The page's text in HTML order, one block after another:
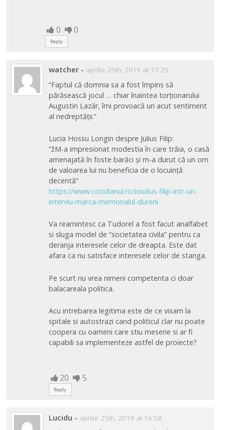
0 0
Reply
watcher - aprilie 25th, 2019 at 17:25
“Faptul că domnia sa a fost împins să
părăsească jocul … chiar înaintea torționarului
Augustin Lazăr, îmi provoacă un acut sentiment
al nedreptății.”
Lucia Hossu Longin despre Julius Filip:
“žM-a impresionat modestia în care trăia, o casă
amenajată în foste barăci și m-a durut că un om
de valoarea lui nu beneficia de o locuință
decentă”
https://www.cotidianul.ro/ioiulius-filip-intr-un-
interviu-marca-memorialul-durerii
Va reamintesc ca Tudorel a fost facut analfabet
si sluga model de “societatea civila” pentru ca
deranja interesele celor de dreapta. Este dat
afara ca nu satisface interesele celor de stanga.
Pe scurt nu vrea nimeni competenta ci doar
balacareala politica.
Acu intrebarea legitima este de ce visam la
spitale si autostrazi cand politicul clar nu poate
coopera cu oameni care stiu meserie si ar fi
capabili sa implementeze astfel de proiecte?
20 5
Reply
Lucidu - aprilie 25th, 2019 at 16:58